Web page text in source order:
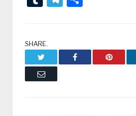
SHARE.
Facebook Pinterest
Email